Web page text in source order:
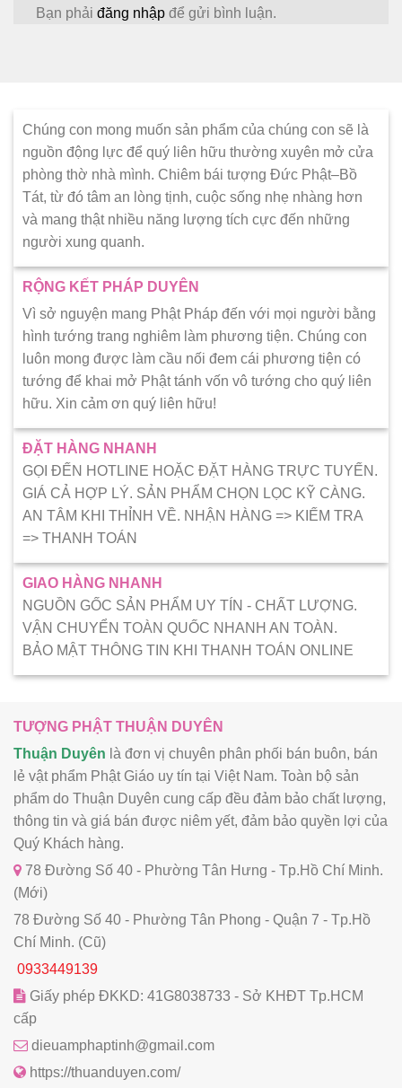
Bạn phải đăng nhập để gửi bình luận.
Chúng con mong muốn sản phẩm của chúng con sẽ là
nguồn động lực để quý liên hữu thường xuyên mở cửa
phòng thờ nhà mình. Chiêm bái tượng Đức Phật–Bồ
Tát, từ đó tâm an lòng tịnh, cuộc sống nhẹ nhàng hơn
và mang thật nhiều năng lượng tích cực đến những
người xung quanh.
RỘNG KẾT PHÁP DUYÊN
Vì sở nguyện mang Phật Pháp đến với mọi người bằng
hình tướng trang nghiêm làm phương tiện. Chúng con
luôn mong được làm cầu nối đem cái phương tiện có
tướng để khai mở Phật tánh vốn vô tướng cho quý liên
hữu. Xin cảm ơn quý liên hữu!
ĐẶT HÀNG NHANH
GỌI ĐẾN HOTLINE HOẶC ĐẶT HÀNG TRỰC TUYẾN.
GIÁ CẢ HỢP LÝ. SẢN PHẨM CHỌN LỌC KỸ CÀNG.
AN TÂM KHI THỈNH VỀ. NHẬN HÀNG => KIẾM TRA
=> THANH TOÁN
GIAO HÀNG NHANH
NGUỒN GỐC SẢN PHẨM UY TÍN - CHẤT LƯỢNG.
VẬN CHUYỂN TOÀN QUỐC NHANH AN TOÀN.
BẢO MẬT THÔNG TIN KHI THANH TOÁN ONLINE
TƯỢNG PHẬT THUẬN DUYÊN
Thuận Duyên là đơn vị chuyên phân phối bán buôn, bán
lẻ vật phẩm Phật Giáo uy tín tại Việt Nam. Toàn bộ sản
phẩm do Thuận Duyên cung cấp đều đảm bảo chất lượng,
thông tin và giá bán được niêm yết, đảm bảo quyền lợi của
Quý Khách hàng.
78 Đường Số 40 - Phường Tân Hưng - Tp.Hồ Chí Minh.
(Mới)
78 Đường Số 40 - Phường Tân Phong - Quận 7 - Tp.Hồ
Chí Minh. (Cũ)
0933449139
Giấy phép ĐKKD: 41G8038733 - Sở KHĐT Tp.HCM
cấp
dieuamphaptinh@gmail.com
https://thuanduyen.com/